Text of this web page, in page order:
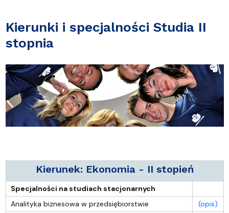
Kierunki i specjalności Studia II
stopnia
Kierunek: Ekonomia - II stopień
Specjalności na studiach stacjonarnych
Analityka biznesowa w przedsiębiorstwie
(opis)